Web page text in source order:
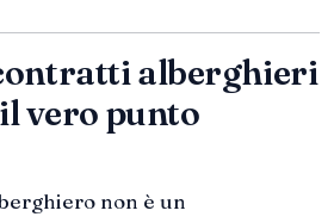
alberghieri
vero punto
non è un